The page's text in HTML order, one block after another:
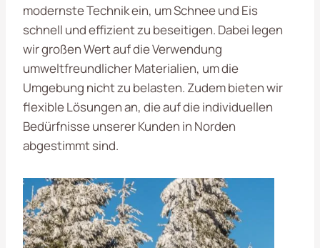
modernste Technik ein, um Schnee und Eis
schnell und effizient zu beseitigen. Dabei legen
wir großen Wert auf die Verwendung
umweltfreundlicher Materialien, um die
Umgebung nicht zu belasten. Zudem bieten wir
flexible Lösungen an, die auf die individuellen
Bedürfnisse unserer Kunden in Norden
abgestimmt sind.